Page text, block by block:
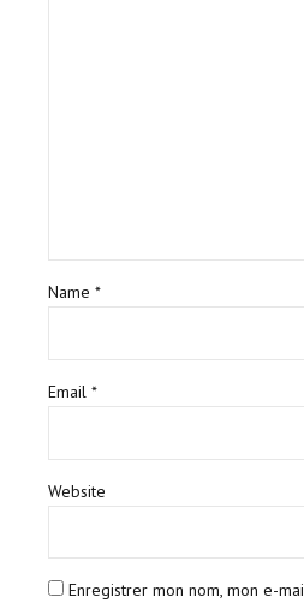
Name *
Email *
Website
Enregistrer mon nom, mon e-